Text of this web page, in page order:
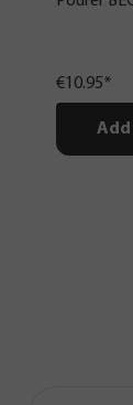
€10.95*
Add